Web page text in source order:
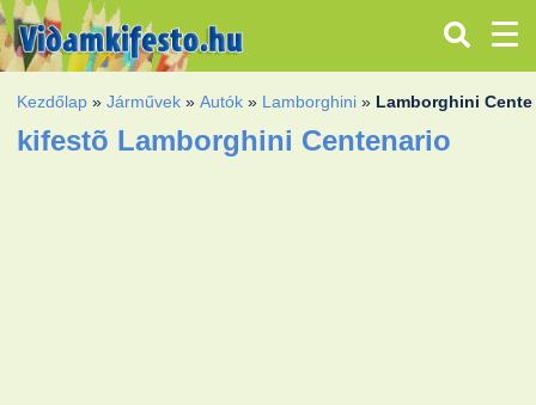
Kezdőlap »Járművek »Autók » Lamborghini » Lamborghini
kifestõ Lamborghini Centenario